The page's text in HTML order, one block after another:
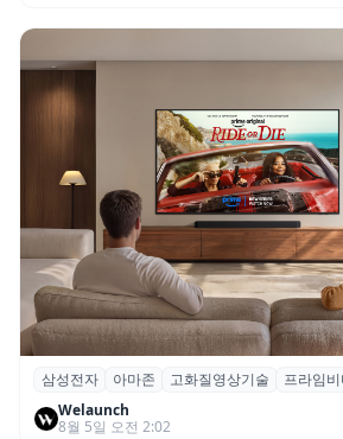
삼성전자·아마존, 프라임 비디
어드밴스드’ 적용
삼성전자 아마존 고화질영상기술 프라임
Welaunch
8월 5일 오전 2:02